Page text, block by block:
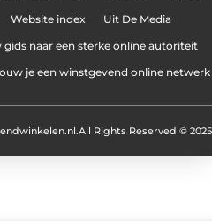
Website index Uit De Media
naar een sterke online autoriteit
je een winstgevend online
All Rights Reserved © 2025